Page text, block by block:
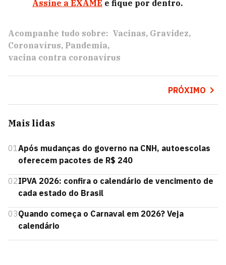
Assine a EXAME e fique por dentro.
Acompanhe tudo sobre: Vacinas Gravidez
Coronavírus Pandemia
vacina contra coronavírus
PRÓXIMO
Mais lidas
01Após mudanças do governo na CNH, autoescolas
oferecem pacotes de R$ 240
02IPVA 2026: confira o calendário de vencimento de
cada estado do Brasil
03Quando começa o Carnaval em 2026? Veja
calendário